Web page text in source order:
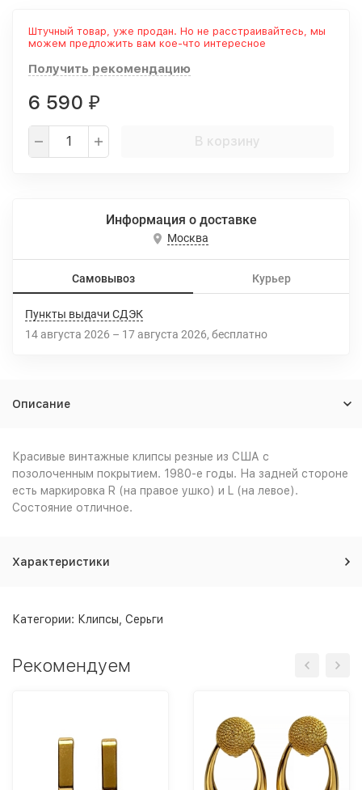
Штучный товар, уже продан. Но не расстраивайтесь, мы
можем предложить вам кое-что интересное
Получить рекомендацию
6 590 ₽
В корзину
Информация о доставке
Москва
Самовывоз Курьер
Пункты выдачи СДЭК
14 августа 2026 – 17 августа 2026 Бесплатно
Описание
Красивые винтажные клипсы резные из США с
позолоченным покрытием. 1980-е годы. На задней стороне
есть маркировка R (на правое ушко) и L (на левое).
Состояние отличное.
Характеристики
Категории: Клипсы Серьги
Рекомендуем